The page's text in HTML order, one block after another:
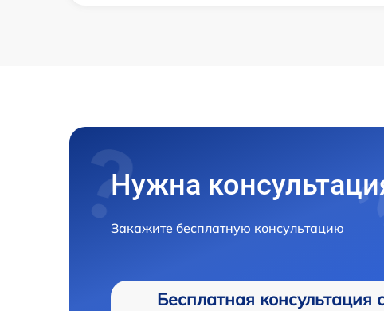
Нужна
Закажите бесплатную консультацию
Бесплатная консультация